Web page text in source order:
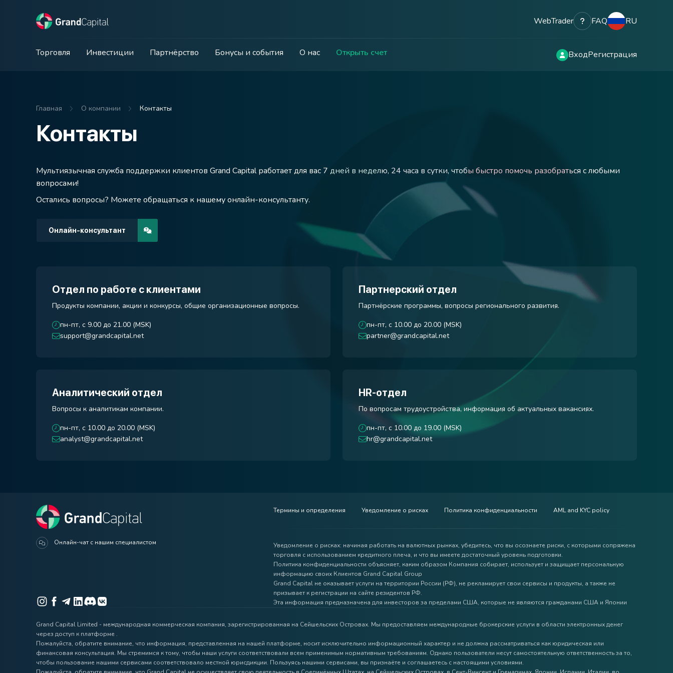
WebTrader FAQ RU
Торговля Инвестиции Партнёрство Бонусы и события О нас Открыть счет ВходРегистрация
Главная О компании Контакты
Контакты
Мультиязычная служба поддержки клиентов Grand Capital работает для вас 7 дней в неделю, 24 часа в сутки, чтобы быстро помочь разобраться с любыми
вопросами!
Остались вопросы? Можете обращаться к нашему онлайн-консультанту.
Онлайн-консультант
Отдел по работе с клиентами
Продукты компании, акции и конкурсы, общие организационные вопросы.
пн-пт, с 9.00 до 21.00 (MSK)
support@grandcapital.net
Партнерский отдел
Партнёрские программы, вопросы регионального развития.
пн-пт, с 10.00 до 20.00 (MSK)
partner@grandcapital.net
Аналитический отдел
Вопросы к аналитикам компании.
пн-пт, с 10.00 до 20.00 (MSK)
analyst@grandcapital.net
HR-отдел
По вопросам трудоустройства, информация об актуальных вакансиях.
пн-пт, с 10.00 до 19.00 (MSK)
hr@grandcapital.net
Онлайн-чат с нашим специалистом
Термины и определения Уведомление о рисках Политика конфиденциальности AML and KYC policy
Уведомление о рисках: начиная работать на валютных рынках, убедитесь, что вы осознаете риски, с которыми сопряжена
торговля с использованием кредитного плеча, и что вы имеете достаточный уровень подготовки.
Политика конфиденциальности объясняет, каким образом Компания собирает, использует и защищает персональную
информацию своих Клиентов Grand Capital Group
Grand Capital не оказывает услуги на территории России (РФ), не рекламирует свои сервисы и продукты, а также не
призывает к регистрации на сайте резидентов РФ.
Эта информация предназначена для инвесторов за пределами США, которые не являются гражданами США и Японии
Grand Capital Limited - международная коммерческая компания, зарегистрированная на Сейшельских Островах. Мы предоставляем международные брокерские услуги в области электронных денег
через доступ к платформе .
Пожалуйста, обратите внимание, что информация, представленная на нашей платформе, носит исключительно информационный характер и не должна рассматриваться как юридическая или
финансовая консультация. Мы стремимся к тому, чтобы наши услуги соответствовали всем применимым нормативным требованиям. Однако пользователи несут самостоятельную ответственность за то,
чтобы пользование нашими сервисами соответствовало местной юрисдикции. Пользуясь нашими сервисами, вы признаёте и соглашаетесь с настоящими условиями.